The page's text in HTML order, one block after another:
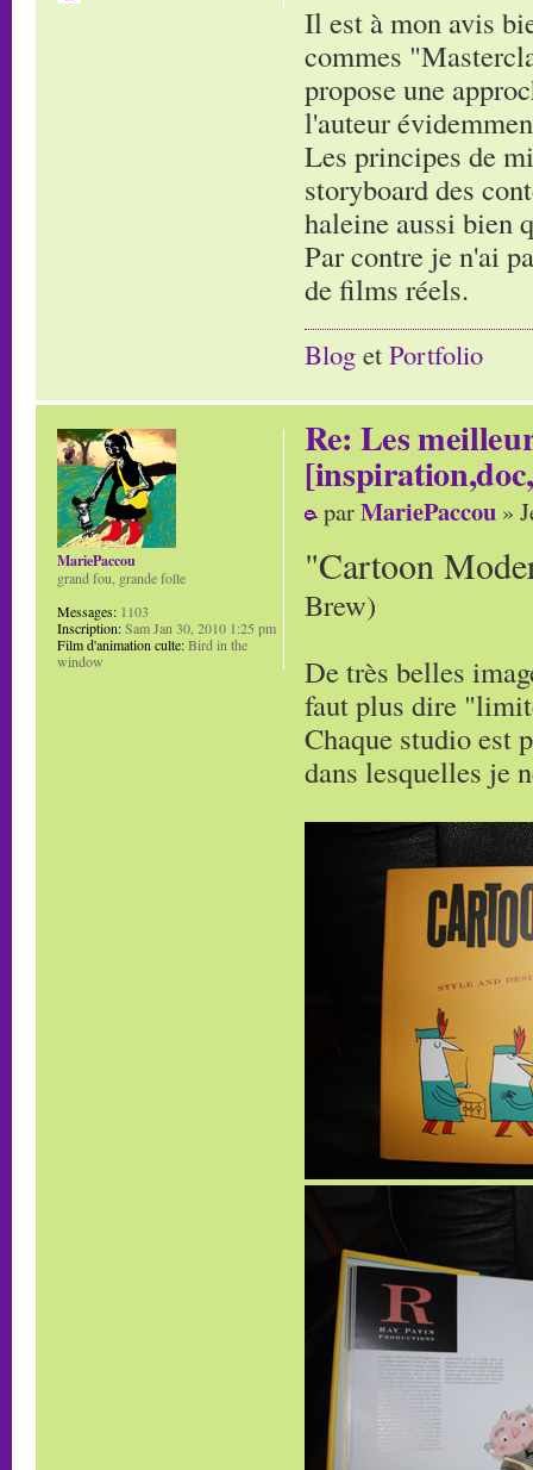
Il est à mon avis
commes
propose une
l'auteur
Les principes de
storyboard des
haleine aussi bien
Par contre je n'ai
de films réels.
Blog et Portfolio
Re: Les
parMariePaccou »
"Cartoon
Brew)
De très belles
faut plus dire
Chaque studio est
dans lesquelles je
MariePaccou
grand fou, grande folle
Messages: 1103
Inscription:Sam Jan 30, 2010 1:25 pm
Film d'animation culte:Bird in the
window